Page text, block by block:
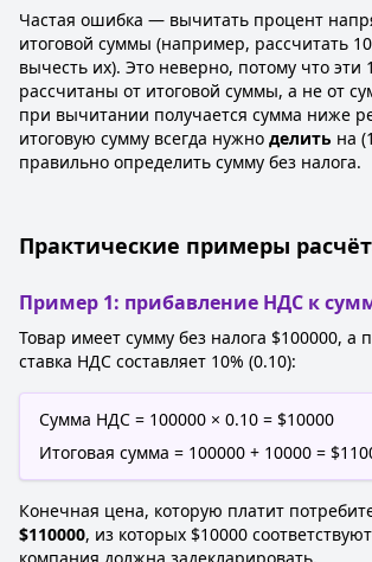
Частая ошибка — вычитать процент
итоговой суммы (например, рассчитать
вычесть их). Это неверно, потому что эти
рассчитаны от итоговой суммы, а не от
при вычитании получается сумма ниже
итоговую сумму всегда нужно делить на
правильно определить сумму без налога.
Практические примеры
Пример 1: прибавление НДС к
Товар имеет сумму без налога $100000, а
ставка НДС составляет 10% (0.10):
Сумма НДС = 100000 × 0.10 = $10000
Итоговая сумма = 100000 + 10000 =
Конечная цена, которую платит
$110000, из которых $10000